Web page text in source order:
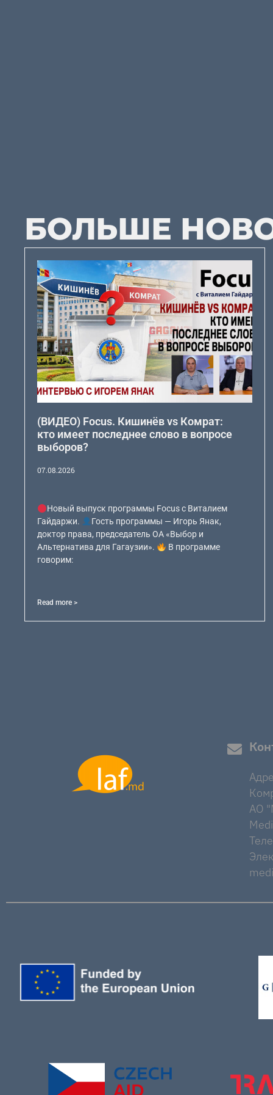
БОЛЬШЕ
(ВИДЕО) Focus. Кишинёв vs Комрат:
кто имеет последнее слово в вопросе
выборов?
07.08.2026
Новый выпуск программы Focus с Виталием
Гайдаржи.
Гость программы — Игорь Янак,
доктор права, председатель ОА «Выбор и
Альтернатива для Гагаузии».
В программе
говорим:
Read more >
AO